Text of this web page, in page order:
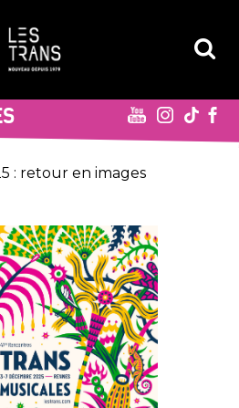
: retour en images